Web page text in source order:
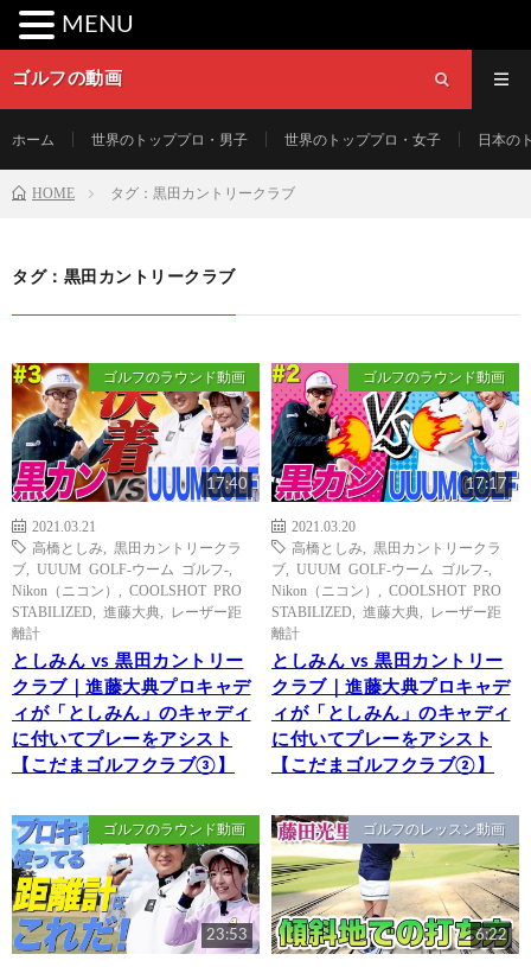
ゴルフの動画
ホーム 世界のトッププロ・男子 世界のトッププロ・女子 日本の
HOME タグ：黒田カントリークラブ
タグ：黒田カントリークラブ
ゴルフのラウンド動画
17:40
2021.03.21
高橋としみ
黒田カントリークラ
ブ
UUUM GOLF-ウーム ゴルフ-
Nikon（ニコン）
COOLSHOT PRO
STABILIZED
進藤大典
レーザー距
離計
としみん vs 黒田カントリー
クラブ｜進藤大典プロキャデ
ィが「としみん」のキャディ
に付いてプレーをアシスト
【こだまゴルフクラブ③】
ゴルフのラウンド動画
17:17
2021.03.20
高橋としみ
黒田カントリークラ
ブ
UUUM GOLF-ウーム ゴルフ-
Nikon（ニコン）
COOLSHOT PRO
STABILIZED
進藤大典
レーザー距
離計
としみん vs 黒田カントリー
クラブ｜進藤大典プロキャデ
ィが「としみん」のキャディ
に付いてプレーをアシスト
【こだまゴルフクラブ②】
ゴルフのラウンド動画
23:53
ゴルフのレッスン動画
6:22
MENU